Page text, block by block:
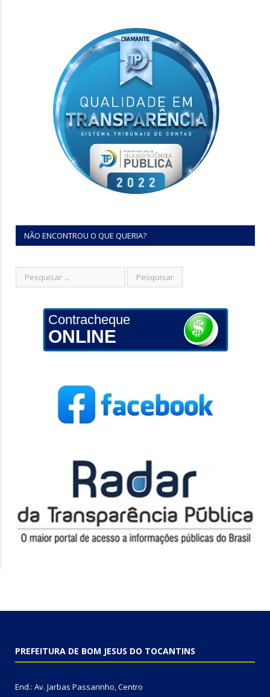
NÃO ENCONTROU O QUE QUERIA?
Contracheque
ONLINE
PREFEITURA DE BOM JESUS DO TOCANTINS
End.: Av. Jarbas Passarinho, Centro